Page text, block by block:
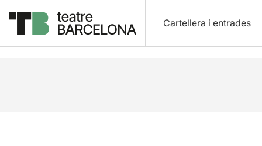
Cartellera i entrades